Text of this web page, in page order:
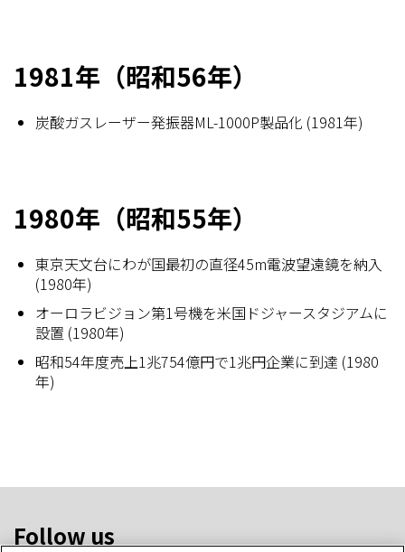
1981年（昭和56年）
炭酸ガスレーザー発振器ML-1000P製品化 (1981年)
1980年（昭和55年）
東京天文台にわが国最初の直径45m電波望遠鏡を納入
(1980年)
オーロラビジョン第1号機を米国ドジャースタジアムに
設置 (1980年)
昭和54年度売上1兆754億円で1兆円企業に到達 (1980
年)
Follow us